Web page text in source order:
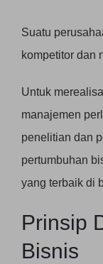
Suatu
kompetitor dan
Untuk
manajemen
penelitian dan
pertumbuhan
yang terbaik di
Prinsip
Bisnis